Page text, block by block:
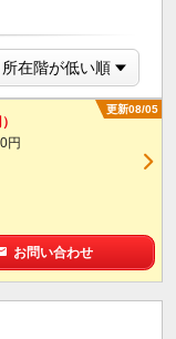
更新08/05
円
お問い合わせ